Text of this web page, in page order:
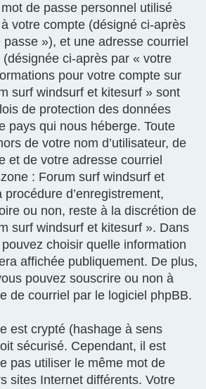
de passe personnel utilisé
votre compte (désigné ci-après
»), et une adresse courriel
ci-après par « votre
pour votre compte sur
surf windsurf et kitesurf » sont
de protection des données
pays qui nous héberge. Toute
de votre nom d’utilisateur, de
et de votre adresse courriel
: Forum surf windsurf et
d’enregistrement,
ou non, reste à la discrétion de
surf windsurf et kitesurf ». Dans
choisir quelle information
affichée publiquement. De plus,
pouvez souscrire ou non à
de courriel par le logiciel phpBB.
est crypté (hashage à sens
sécurisé. Cependant, il est
pas utiliser le même mot de
sites Internet différents. Votre